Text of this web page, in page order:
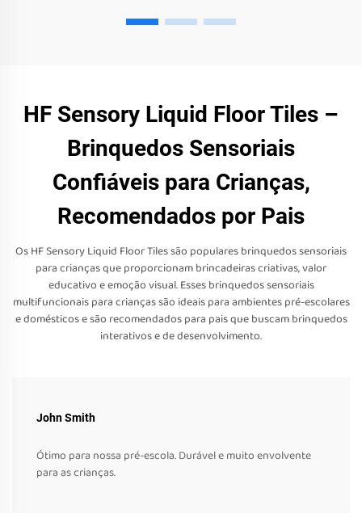
HF Sensory Liquid Floor Tiles –
Brinquedos Sensoriais
Confiáveis para Crianças,
Recomendados por Pais
Os HF Sensory Liquid Floor Tiles são populares brinquedos sensoriais
para crianças que proporcionam brincadeiras criativas, valor
educativo e emoção visual. Esses brinquedos sensoriais
multifuncionais para crianças são ideais para ambientes pré-escolares
e domésticos e são recomendados para pais que buscam brinquedos
interativos e de desenvolvimento.
John Smith
Ótimo para nossa pré-escola. Durável e muito envolvente
para as crianças.